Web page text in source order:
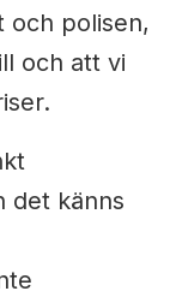
och polisen,
och att vi
det känns